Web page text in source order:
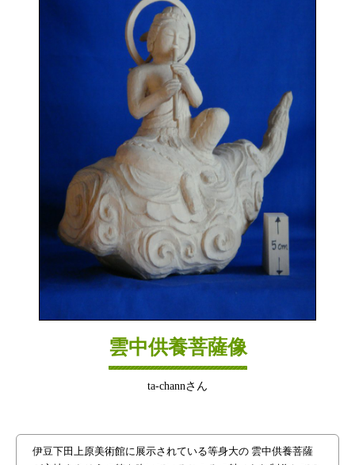
雲中供養菩薩像
ta-channさん
伊豆下田上原美術館に展示されている等身大の 雲中供養菩薩